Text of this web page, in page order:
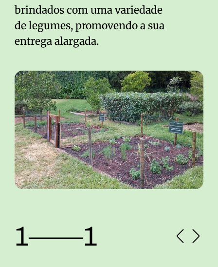
brindados com uma variedade
de legumes, promovendo a sua
entrega alargada.
1––––1